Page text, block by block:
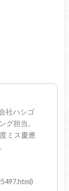
社ハシゴ
グ担当。
ミス慶應